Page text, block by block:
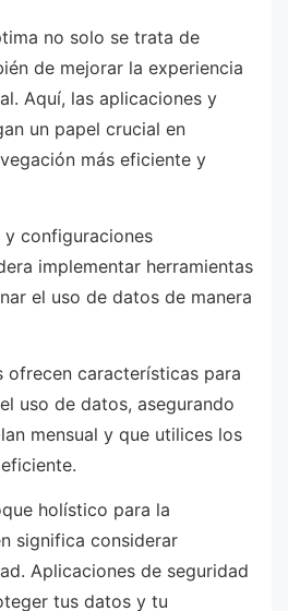
no solo se trata de
de mejorar la experiencia
Aquí, las aplicaciones y
un papel crucial en
más eficiente y
y configuraciones
implementar herramientas
el uso de datos de manera
ofrecen características para
uso de datos, asegurando
mensual y que utilices los
holístico para la
significa considerar
Aplicaciones de seguridad
tus datos y tu